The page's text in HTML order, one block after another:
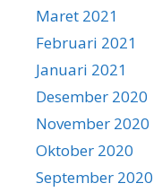
Maret 2021
Februari 2021
Januari 2021
Desember 2020
November 2020
Oktober 2020
September 2020